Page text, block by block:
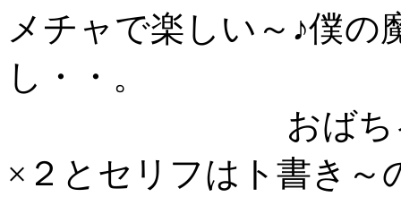
メチャで楽しい～♪僕の
し・・。
おばちゃん、
×２とセリフはト書き～